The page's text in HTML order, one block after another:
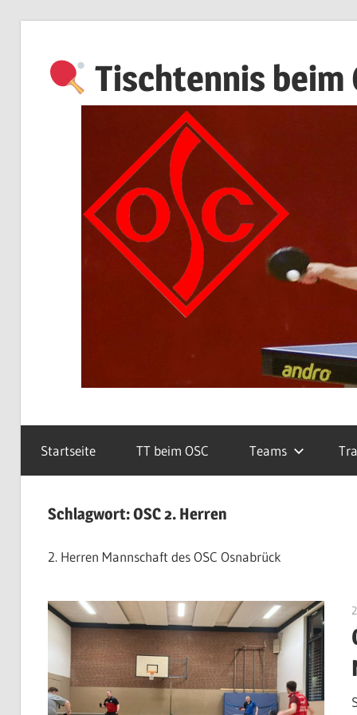
springen
Tischtennis beim
Startseite TT beim OSC Teams
Schlagwort:OSC 2. Herren
2. Herren Mannschaft des OSC Osnabrück